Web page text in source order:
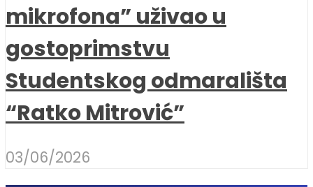
mikrofona” uživao u
gostoprimstvu
Studentskog odmarališta
“Ratko Mitrović”
03/06/2026